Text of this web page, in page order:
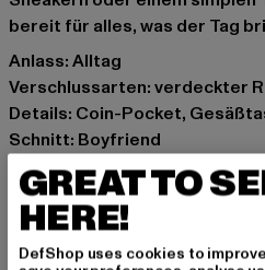
bereit für alles, was der Tag
Anlass: Alltag
Verschlussarten: verdeckter
Details: Coin-Pocket,
Schnitt: Boyfriend
Marke: 2Y Premium
Kat.: Anti Fit Jeans
Farbe: blau
Hersteller Farbe: blue
GREAT TO
HERE!
DefShop uses cookies to